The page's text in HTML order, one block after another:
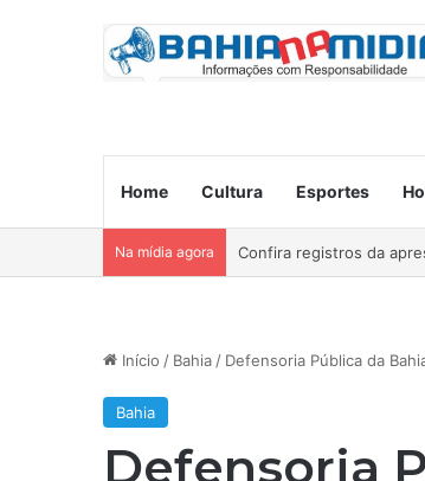
Home Cultura Esportes
Na mídia agora Ocorre neste domingo o
Início / Bahia / Defensoria Pública da
Bahia
Defensoria